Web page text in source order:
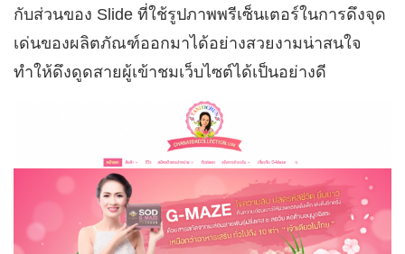
กับส่วนของ Slide ที่ใช้รูปภาพพรีเซ็นเตอร์ในการดึงจุด
เด่นของผลิตภัณฑ์ออกมาได้อย่างสวยงามน่าสนใจ
ทำให้ดึงดูดสายผู้เข้าชมเว็บไซต์ได้เป็นอย่างดี